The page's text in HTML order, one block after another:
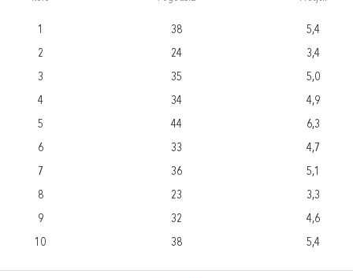
1 38
5,4
2
24
3,4
3
35
5,0
4
34
4,9
5
44
6,3
6
33
4,7
7
36
5,1
8
23
3,3
9
32
4,6
10
38 5,4